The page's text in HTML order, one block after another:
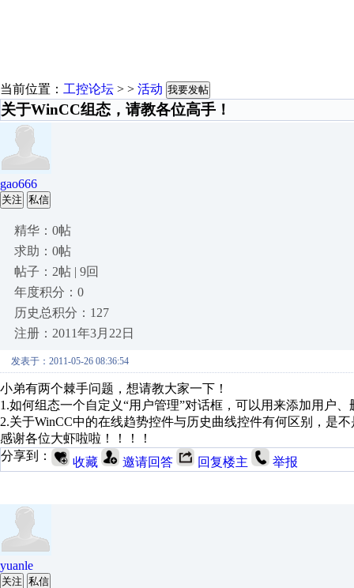
当前位置： 工控论坛 > > 活动 我要发帖
关于WinCC组态，请教各位高手！
gao666
关注 私信
精华：0帖
求助：0帖
帖子：2帖 | 9回
年度积分：0
历史总积分：127
注册：2011年3月22日
发表于：2011-05-26 08:36:54
小弟有两个棘手问题，想请教大家一下！
1.如何组态一个自定义“用户管理”对话框，可以用来添加用户
2.关于WinCC中的在线趋势控件与历史曲线控件有何区别，是
感谢各位大虾啦啦！！！！
分享到：
收藏 邀请回答 回复楼主 举报
yuanle
关注 私信